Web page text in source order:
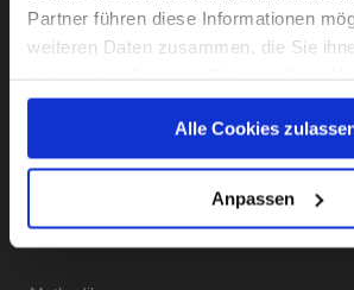
Partner führen diese Informationen
weiteren Daten zusammen, die Sie
gesammelt haben.
Unsere Datenschutzerklärung finden
Alle Cookies
Anpassen
Instagram
Facebook
Twitter
LinkedIn
DAS INSTITUT